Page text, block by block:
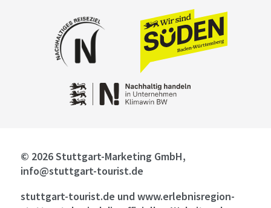
© 2026 Stuttgart-Marketing GmbH,
info@stuttgart-tourist.de
stuttgart-tourist.de und www.erlebnisregion-